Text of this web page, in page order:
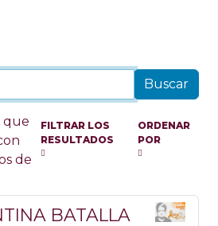
que
de
FILTRAR LOS
RESULTADOS
ORDENAR
POR
BATALLA